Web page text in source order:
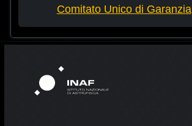
Comitato Unico di Garanzia